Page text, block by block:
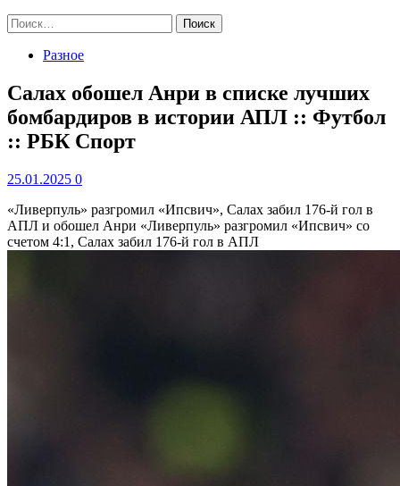
Найти:
Разное
Салах обошел Анри в списке лучших
бомбардиров в истории АПЛ :: Футбол
:: РБК Спорт
25.01.2025 0
«Ливерпуль» разгромил «Ипсвич», Салах забил 176-й гол в
АПЛ и обошел Анри «Ливерпуль» разгромил «Ипсвич» со
счетом 4:1, Салах забил 176-й гол в АПЛ